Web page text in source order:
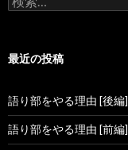
索:
最近の投稿
語り部をやる理由 [後編]
語り部をやる理由 [前編]